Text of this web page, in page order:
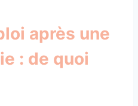
après une
: de quoi